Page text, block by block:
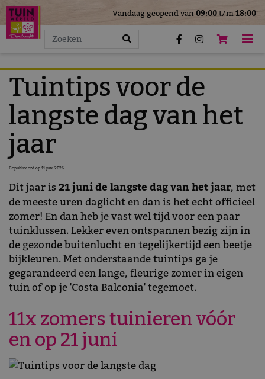
Vandaag geopend van09:00t/m18:00
Tuintips voor de
langste dag van het
jaar
Gepubliceerd op 11 juni 2026
Dit jaar is 21 juni de langste dag van het jaar, met
de meeste uren daglicht en dan is het echt officieel
zomer! En dan heb je vast wel tijd voor een paar
tuinklussen. Lekker even ontspannen bezig zijn in
de gezonde buitenlucht en tegelijkertijd een beetje
bijkleuren. Met onderstaande tuintips ga je
gegarandeerd een lange, fleurige zomer in eigen
tuin of op je 'Costa Balconia' tegemoet.
11x zomers tuinieren vóór
en op 21 juni